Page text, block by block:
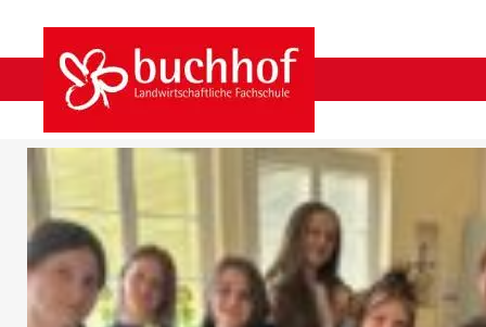
„KLEINE KINDER, GROSSE